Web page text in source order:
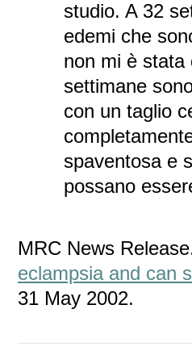
studio. A 32
edemi che
non mi è stata
settimane
con un taglio
spaventosa e
possano
MRC News
eclampsia and can
31 May 2002.